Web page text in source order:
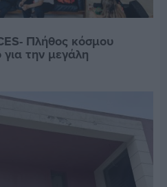
Πλήθος κόσμου
την μεγάλη